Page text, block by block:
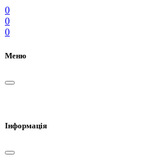
0
0
0
Меню
Інформація